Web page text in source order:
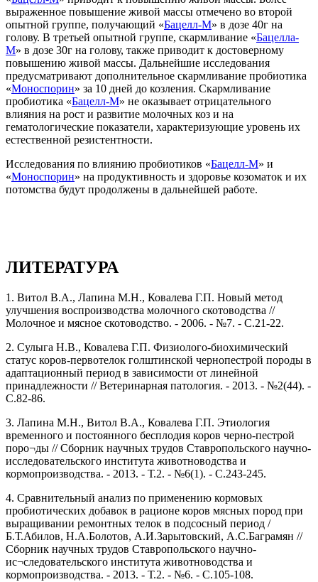
выраженное повышение живой массы отмечено во второй
опытной группе, получающий «Бацелл-М» в дозе 40г на
голову. В третьей опытной группе, скармливание «Бацелла-
М» в дозе 30г на голову, также приводит к достоверному
повышению живой массы. Дальнейшие исследования
предусматривают дополнительное скармливание пробиотика
«Моноспорин» за 10 дней до козления. Скармливание
пробиотика «Бацелл-М» не оказывает отрицательного
влияния на рост и развитие молочных коз и на
гематологические показатели, характеризующие уровень их
естественной резистентности.
Исследования по влиянию пробиотиков «Бацелл-М» и
«Моноспорин» на продуктивность и здоровье козоматок и их
потомства будут продолжены в дальнейшей работе.
ЛИТЕРАТУРА
1. Витол В.А., Лапина М.Н., Ковалева Г.П. Новый метод
улучшения воспроизводства молочного скотоводства //
Молочное и мясное скотоводство. - 2006. - №7. - С.21-22.
2. Сулыга Н.В., Ковалева Г.П. Физиолого-биохимический
статус коров-первотелок голштинской чернопестрой породы в
адаптационный период в зависимости от линейной
принадлежности // Ветеринарная патология. - 2013. - №2(44). -
С.82-86.
3. Лапина М.Н., Витол В.А., Ковалева Г.П. Этиология
временного и постоянного бесплодия коров черно-пестрой
поро¬ды // Сборник научных трудов Ставропольского научно-
исследовательского института животноводства и
кормопроизводства. - 2013. - Т.2. - №6(1). - С.243-245.
4. Сравнительный анализ по применению кормовых
пробиотических добавок в рационе коров мясных пород при
выращивании ремонтных телок в подсосный период /
Б.Т.Абилов, Н.А.Болотов, А.И.Зарытовский, А.С.Баграмян //
Сборник научных трудов Ставропольского научно-
ис¬следовательского института животноводства и
кормопроизводства. - 2013. - Т.2. - №6. - С.105-108.